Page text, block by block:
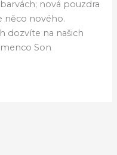
nová pouzdra
něco nového.
dozvíte na našich
Son